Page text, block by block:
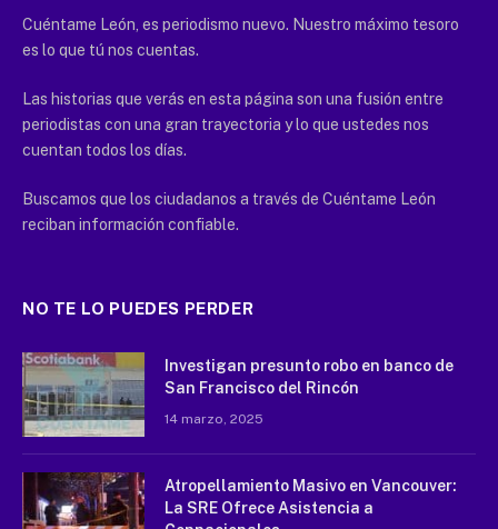
Cuéntame León, es periodismo nuevo. Nuestro máximo tesoro
es lo que tú nos cuentas.
Las historias que verás en esta página son una fusión entre
periodistas con una gran trayectoria y lo que ustedes nos
cuentan todos los días.
Buscamos que los ciudadanos a través de Cuéntame León
reciban información confiable.
NO TE LO PUEDES PERDER
Investigan presunto robo en banco de
San Francisco del Rincón
14 marzo, 2025
Atropellamiento Masivo en Vancouver:
La SRE Ofrece Asistencia a